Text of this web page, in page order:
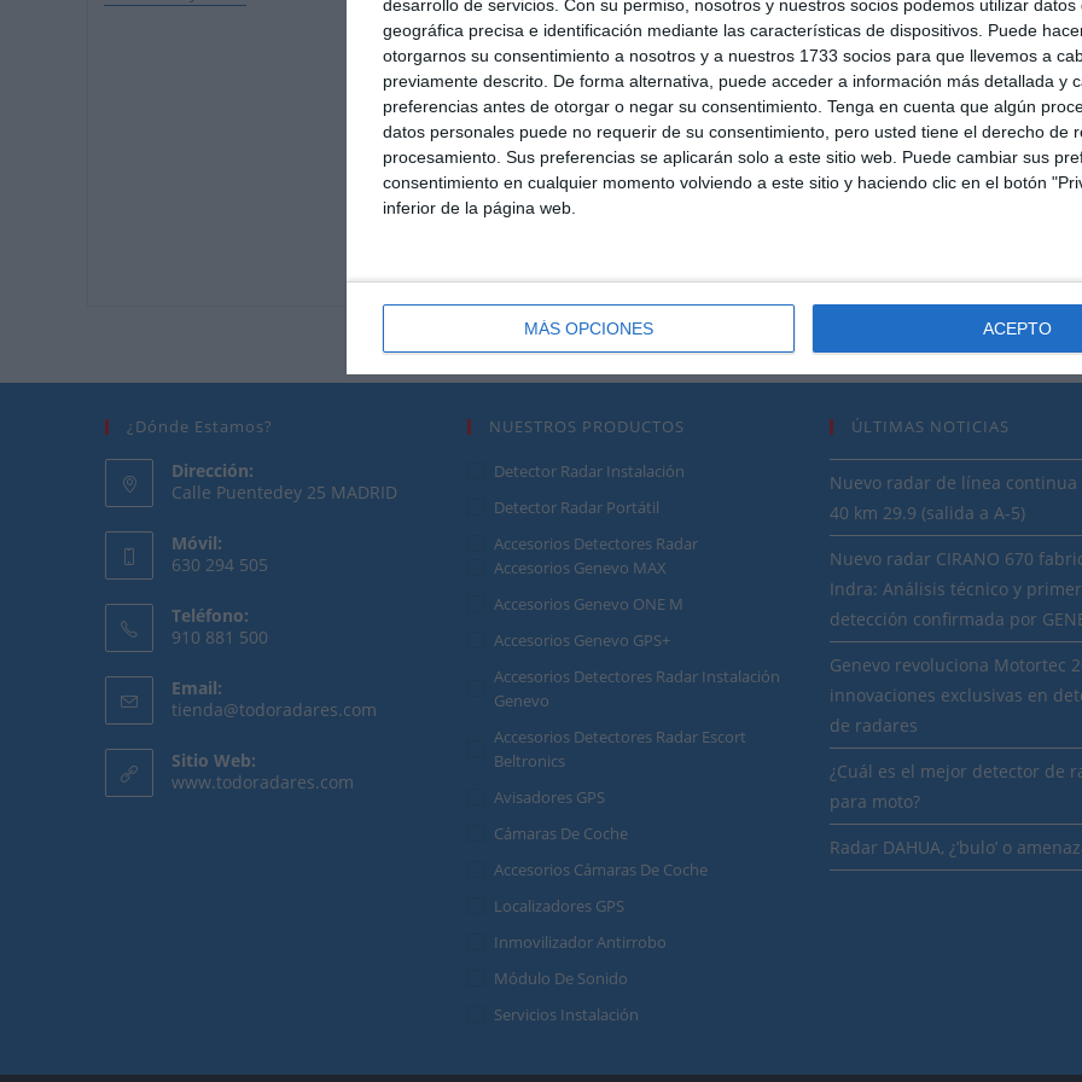
desarrollo de servicios. Con su permiso, nosotros y nuestros socios podemos utilizar datos
geográfica precisa e identificación mediante las características de dispositivos. Puede
otorgarnos su consentimiento a nosotros y a nuestros 1733 socios para que llevemos a
previamente descrito. De forma alternativa, puede acceder a información más detallada y
preferencias antes de otorgar o negar su consentimiento. Tenga en cuenta que algún
datos personales puede no requerir de su consentimiento, pero usted tiene el derecho de
procesamiento. Sus preferencias se aplicarán solo a este sitio web. Puede cambiar sus
consentimiento en cualquier momento volviendo a este sitio y haciendo clic en el botón
inferior de la página web.
MÁS OPCIONES ACEPTO
Y
exactamente iguales, unos son mas eficaces que otros
aunque esto es muy difícil de determinar con
exactitud debido a que hay muchas otras variables
que afectan a su eficacia que detallamos a
continuación. Así que conocemos su eficacia a groso
modo según las diferentes pruebas que se han
realiza con ellos.
Características
¿Dónde Estamos?
Dirección:
Calle Puentedey 25 MADRID
Móvil:
630 294 505
abre
en
tu
aplicación
Teléfono:
910 881 500
abre
en
tu
aplicación
Email:
tienda@todoradares.com
Sitio Web:
www.todoradares.com
NUESTROS PRODUCTOS
Detector Radar Instalación
Detector Radar Portátil
Accesorios Detectores Radar
Accesorios Genevo MAX
Accesorios Genevo ONE M
Accesorios Genevo GPS+
Accesorios Detectores Radar Instalación
Genevo
Accesorios Detectores Radar Escort
Beltronics
Avisadores GPS
Cámaras De Coche
Accesorios Cámaras De Coche
Localizadores GPS
Inmovilizador Antirrobo
Módulo De Sonido
Servicios Instalación
ÚLTIMAS NOTICIAS
Nuevo radar de línea continua
40 km 29.9 (salida a A-5)
Nuevo radar CIRANO 670
Indra: Análisis técnico y
detección confirmada por
Genevo revoluciona Motortec
innovaciones exclusivas en
de radares
¿Cuál es el mejor detector de
para moto?
Radar DAHUA, ¿’bulo’ o